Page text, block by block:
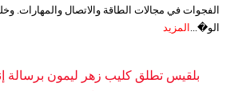
الفجوات في مجالات الطاقة والاتصال والمهارات.
الو�... المزيد
بلقيس تطلق كليب زهر ليمون برسالة